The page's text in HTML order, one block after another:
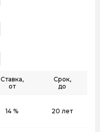
Ставка,
от
Срок,
до
14 % 20 лет